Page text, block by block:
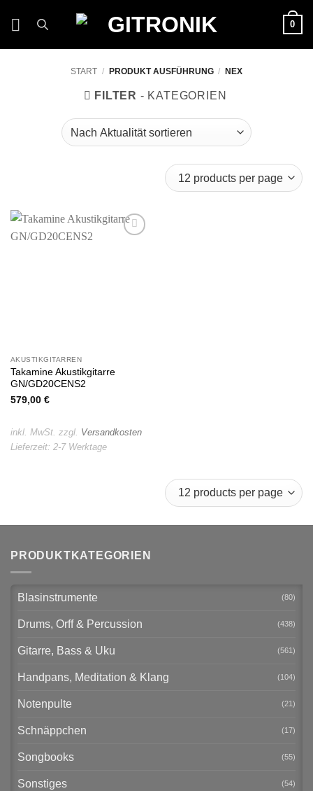
0
START / PRODUKT AUSFÜHRUNG / NEX
FILTER
AKUSTIKGITARREN
Takamine Akustikgitarre
GN/GD20CENS2
579,00 €
inkl. MwSt. zzgl. Versandkosten
Lieferzeit: 2-7 Werktage
PRODUKTKATEGORIEN
Blasinstrumente (80)
Drums, Orff & Percussion (438)
Gitarre, Bass & Uku (561)
Handpans, Meditation & Klang (104)
Notenpulte (21)
Schnäppchen (17)
Songbooks (55)
Sonstiges (54)